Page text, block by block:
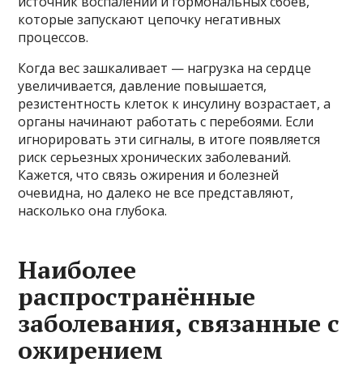
которые запускают цепочку негативных
процессов.
Когда вес зашкаливает — нагрузка на сердце
увеличивается, давление повышается,
резистентность клеток к инсулину возрастает, а
органы начинают работать с перебоями. Если
игнорировать эти сигналы, в итоге появляется
риск серьезных хронических заболеваний.
Кажется, что связь ожирения и болезней
очевидна, но далеко не все представляют,
насколько она глубока.
Наиболее
распространённые
заболевания, связанные с
ожирением